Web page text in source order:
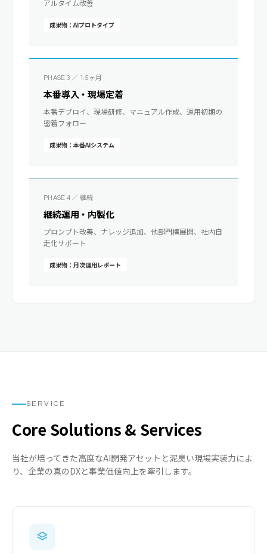
アルタイム改善
成果物：AIプロトタイプ
PHASE 3 ／ 1.5ヶ月
本番導入・現場定着
本番デプロイ、現場研修、マニュアル作成、運用初期の
密着フォロー
成果物：本番AIシステム
PHASE 4 ／ 継続
継続運用・内製化
プロンプト改善、ナレッジ追加、他部門横展開、社内自
走化サポート
成果物：月次運用レポート
SERVICE
Core Solutions & Services
当社が培ってきた高度なAI開発アセットと泥臭い現場実装力によ
り、企業の真のDXと事業価値向上を牽引します。